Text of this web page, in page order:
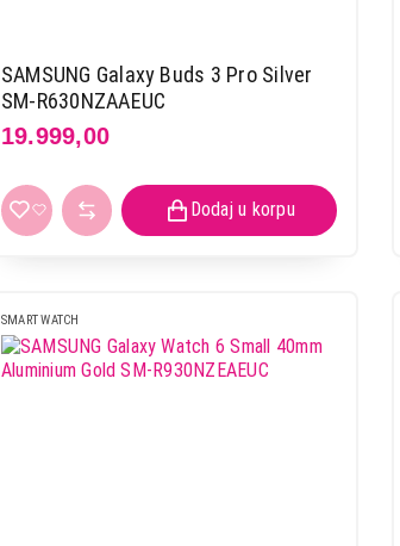
SAMSUNG Galaxy Buds 3 Pro Silver
SM-R630NZAAEUC
19.999,00
SMART WATCH